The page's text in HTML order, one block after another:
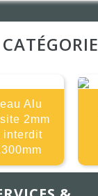
Alu
2mm
interdit